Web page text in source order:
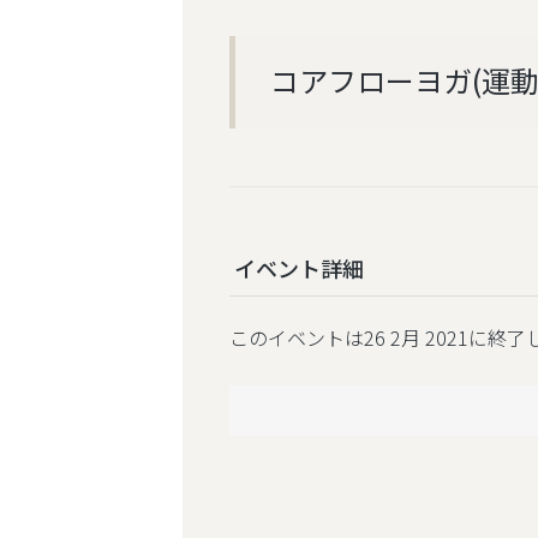
コアフローヨガ(運
イベント詳細
このイベントは26 2月 2021に終了